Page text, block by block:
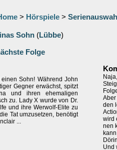
> Hörspiele > Serienauswahl
Sohn (Lübbe)
Folge
Sohn! Während John
Gegner erwächst, spitzt
und ihren ehemaligen
zu. Lady X wurde von Dr.
und ihre Werwolf-Elite zu
Tat umzusetzen, benötigt
...
den
wird
nen
Und